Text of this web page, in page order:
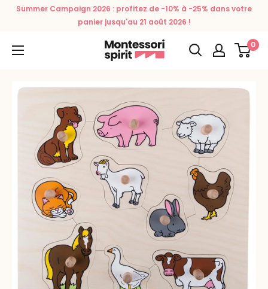
PasserSummer Campaign 2026 : profitez de -10% à -25% dans votre
panier jusqu'au 21 août 2026 !
Montessori
Spirit
0